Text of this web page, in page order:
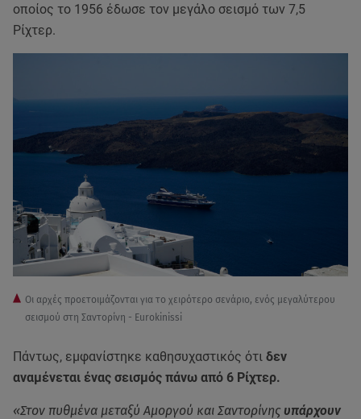
οποίος το 1956 έδωσε τον μεγάλο σεισμό των 7,5
Ρίχτερ.
Οι αρχές προετοιμάζονται για το χειρότερο σενάριο, ενός μεγαλύτερου
σεισμού στη Σαντορίνη - Eurokinissi
Πάντως, εμφανίστηκε καθησυχαστικός ότι δεν
αναμένεται ένας σεισμός πάνω από 6 Ρίχτερ.
«Στον πυθμένα μεταξύ Αμοργού και Σαντορίνης υπάρχουν